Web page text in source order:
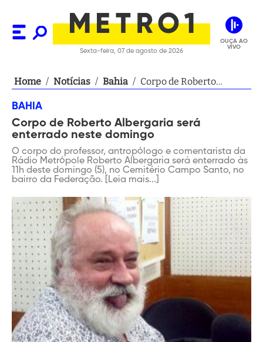
Sexta-feira, 07 de agosto de 2026
OUÇA AO
VIVO
Home / Notícias / Bahia / Corpo de Roberto
domingo
BAHIA
Corpo de Roberto Albergaria será
enterrado neste domingo
O corpo do professor, antropólogo e comentarista da
Rádio Metrópole Roberto Albergaria será enterrado às
11h deste domingo (5), no Cemitério Campo Santo, no
bairro da Federação. [Leia mais...]